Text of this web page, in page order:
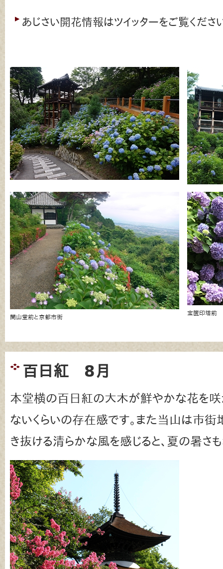
あじさい開花情報はツイッターをご覧くださ
開山堂前と京都市街
宝篋印塔前
百日紅 8月
本堂横の百日紅の大木が鮮やかな花を咲
ないくらいの存在感です。また当山は市街
き抜ける清らかな風を感じると、夏の暑さ